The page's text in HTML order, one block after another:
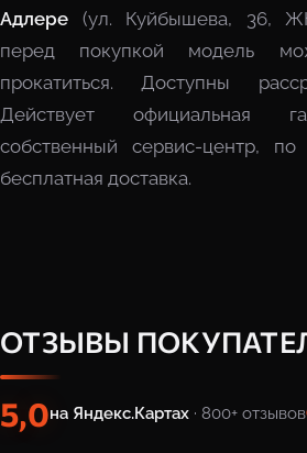
Адлере (ул. Куйбышева, 36,
перед покупкой модель
прокатиться. Доступны
Действует официальная
собственный сервис-центр,
бесплатная доставка.
ОТЗЫВЫ
5,0на Яндекс.Картах · 800+ отзывов